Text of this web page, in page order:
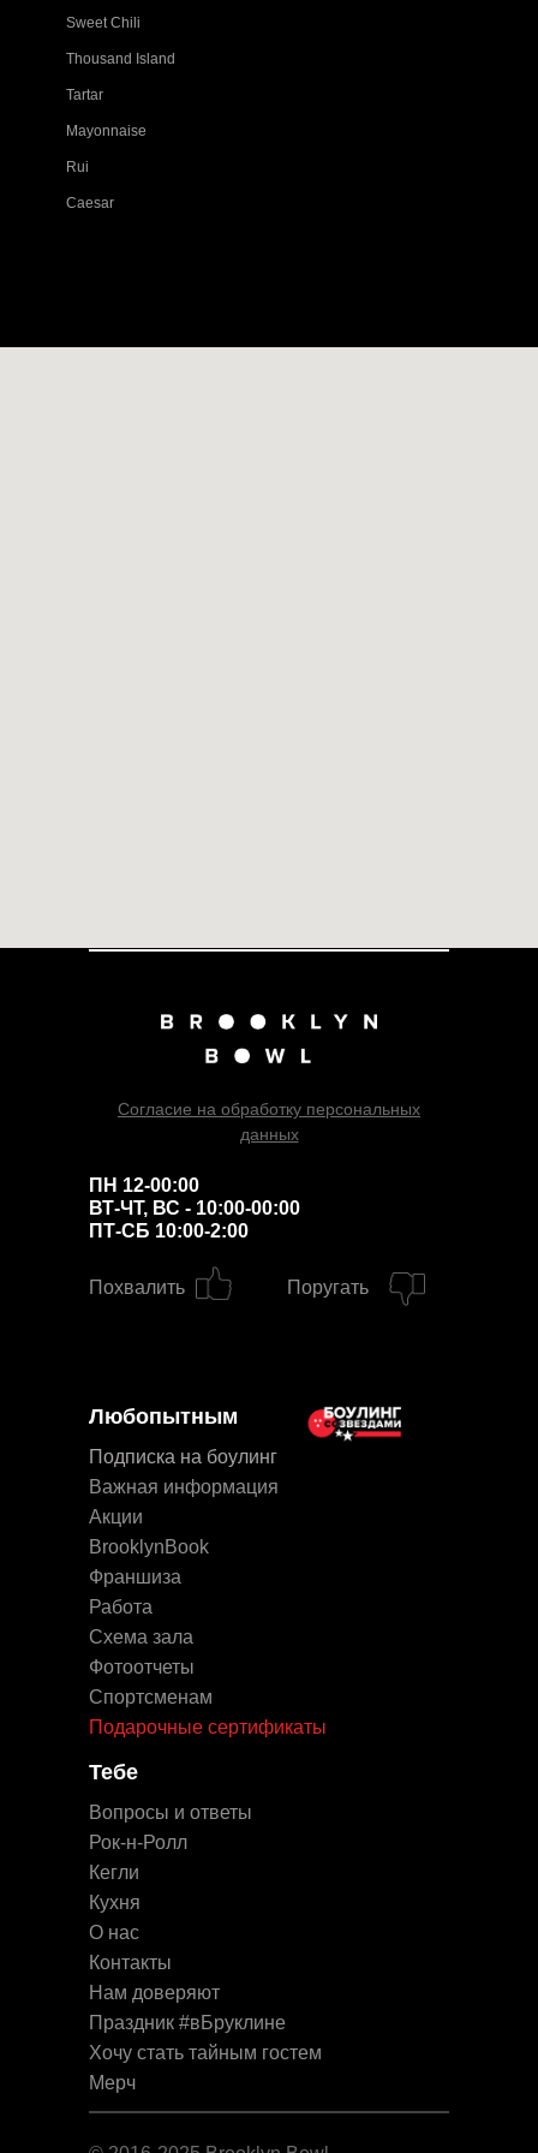
Sweet Chili
Thousand Island
Tartar
Mayonnaise
Rui
Caesar
Согласие на обработку персональных
данных
Работа
Кегли
Спортсменам
Кухня
Фотоотчеты
Рок-н-Ролл
Схема зала
О нас
Важная информация
Мерч
Похвалить Поругать
Праздник #вБруклине
Нам доверяют
Контакты
Подписка на боулинг
Франшиза
Подарочные сертификаты
Вопросы и ответы
Акции
Хочу стать тайным гостем
Любопытным
Тебе
BrooklynBook
ПН 12-00:00
ВТ-ЧТ, ВС - 10:00-00:00
ПТ-СБ 10:00-2:00